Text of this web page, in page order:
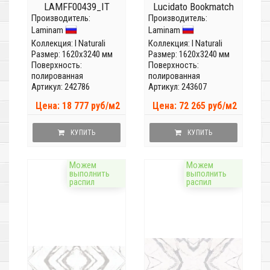
LAMFF00439_IT
(Толщина 5,6 мм)
Производитель:
Laminam
Коллекция: I Naturali
Размер: 1620x3240 мм
Поверхность:
полированная
Артикул: 242786
Цена: 18 777 руб/м2
КУПИТЬ
Lucidato Bookmatch
face A
LAMFFM0010_IT
(Толщина 12 мм)
Производитель:
Laminam
Коллекция: I Naturali
Размер: 1620x3240 мм
Поверхность:
полированная
Артикул: 243607
Цена: 72 265 руб/м2
КУПИТЬ
Можем
выполнить
распил
Можем
выполнить
распил